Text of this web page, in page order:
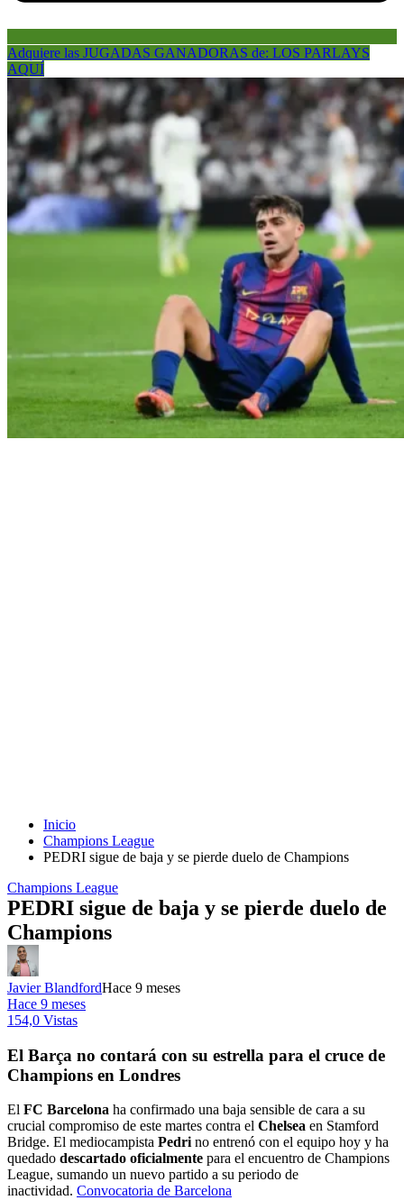
Adquiere las JUGADAS GANADORAS de: LOS PARLAYS
AQUÍ
Inicio
Champions League
PEDRI sigue de baja y se pierde duelo de Champions
Champions League
PEDRI sigue de baja y se pierde duelo de
Champions
Javier BlandfordHace 9 meses
Hace 9 meses
154,0 Vistas
El Barça no contará con su estrella para el cruce de
Champions en Londres
El FC Barcelona ha confirmado una baja sensible de cara a su
crucial compromiso de este martes contra el Chelsea en Stamford
Bridge. El mediocampista Pedri no entrenó con el equipo hoy y ha
quedado descartado oficialmente para el encuentro de Champions
League, sumando un nuevo partido a su periodo de
inactividad. Convocatoria de Barcelona